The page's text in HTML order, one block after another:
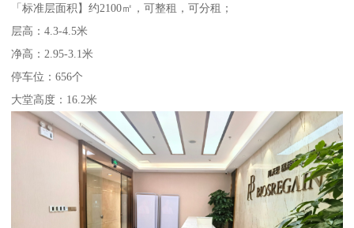
「标准层面积】约2100㎡，可整租，可分租；
层高：4.3-4.5米
净高：2.95-3.1米
停车位：656个
大堂高度：16.2米